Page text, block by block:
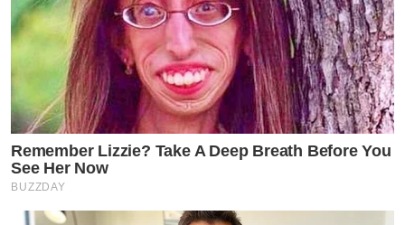
Remember Lizzie? Take A Deep Breath Before You
See Her Now
BUZZDAY